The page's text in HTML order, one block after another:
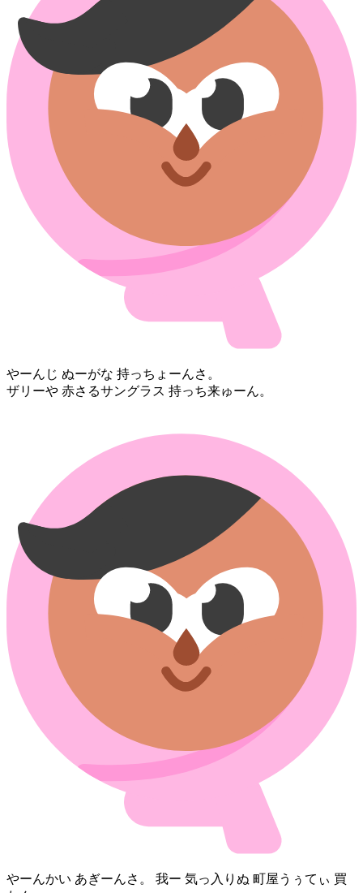
やー⁠んじ ぬーがな 持っちょーん⁠さ。
ザリー⁠や 赤さる⁠サングラス 持っち⁠来ゅーん。
やー⁠んかい あぎーん⁠さ。 我ー 気っ入り⁠ぬ 町屋⁠うぅてぃ 買